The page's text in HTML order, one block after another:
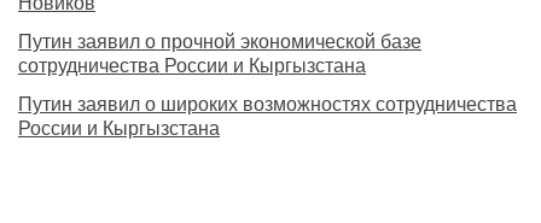
Путин заявил о прочной экономической базе
сотрудничества России и Кыргызстана
Путин заявил о широких возможностях сотрудничества
России и Кыргызстана